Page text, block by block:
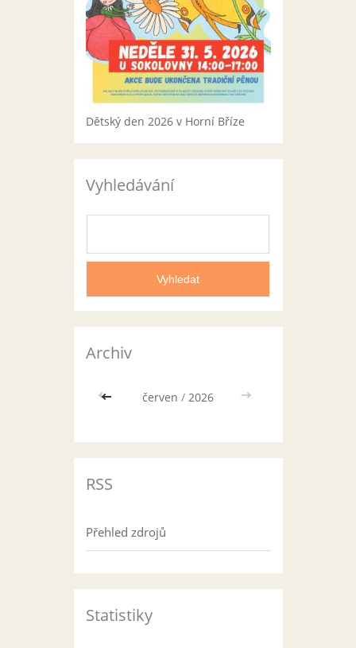
Dětský den 2026 v Horní Bříze
Vyhledávání
Archiv
<< červen / 2026 >>
RSS
Přehled zdrojů
Statistiky